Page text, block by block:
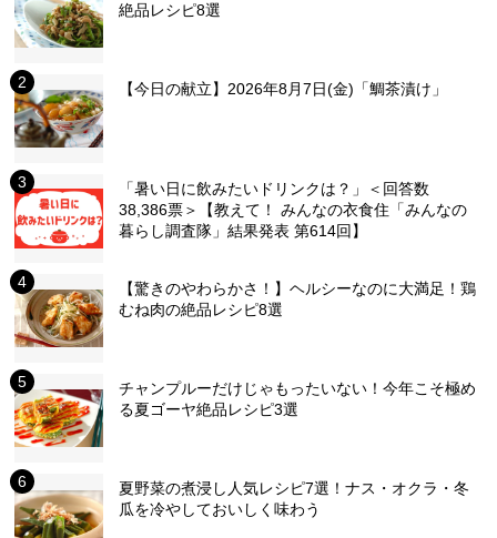
絶品レシピ8選
【今日の献立】2026年8月7日(金)「鯛茶漬け」
「暑い日に飲みたいドリンクは？」＜回答数
38,386票＞【教えて！ みんなの衣食住「みんなの
暮らし調査隊」結果発表 第614回】
【驚きのやわらかさ！】ヘルシーなのに大満足！鶏
むね肉の絶品レシピ8選
チャンプルーだけじゃもったいない！今年こそ極め
る夏ゴーヤ絶品レシピ3選
夏野菜の煮浸し人気レシピ7選！ナス・オクラ・冬
瓜を冷やしておいしく味わう